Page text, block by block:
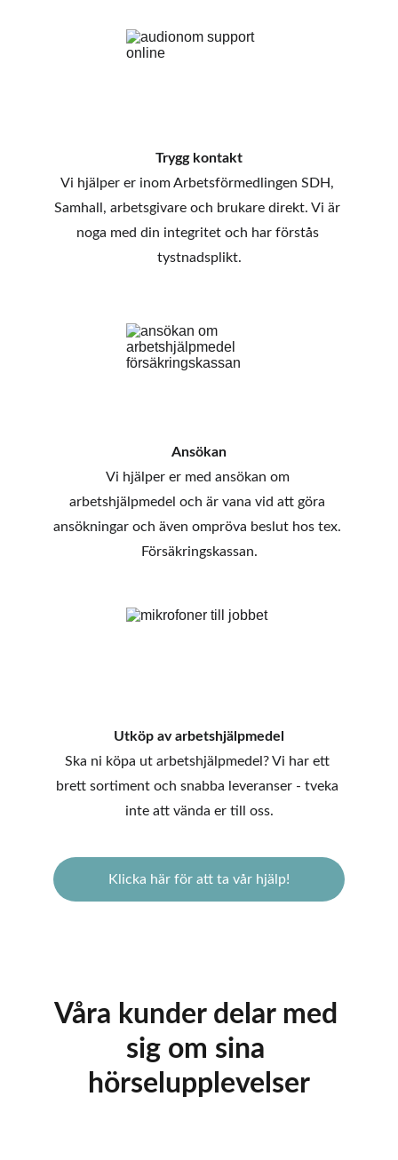
Trygg kontakt
Vi hjälper er inom Arbetsförmedlingen SDH,
Samhall, arbetsgivare och brukare direkt. Vi är
noga med din integritet och har förstås
tystnadsplikt.
Ansökan
Vi hjälper er med ansökan om
arbetshjälpmedel och är vana vid att göra
ansökningar och även ompröva beslut hos tex.
Försäkringskassan.
Utköp av arbetshjälpmedel
Ska ni köpa ut arbetshjälpmedel? Vi har ett
brett sortiment och snabba leveranser - tveka
inte att vända er till oss.
Klicka här för att ta vår hjälp!
Våra kunder delar med
sig om sina
hörselupplevelser